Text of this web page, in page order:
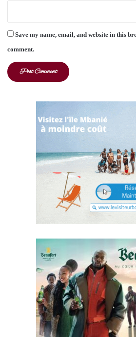
Save my name, email, and website in this
comment.